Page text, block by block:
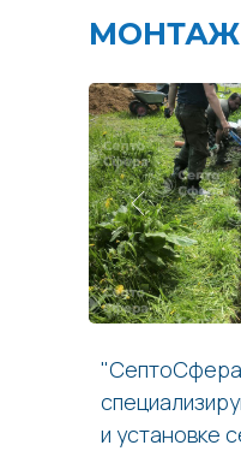
и установке